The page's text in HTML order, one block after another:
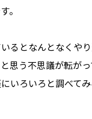
。
るとなんとなくや
思う不思議が転がっ
いろいろと調べて